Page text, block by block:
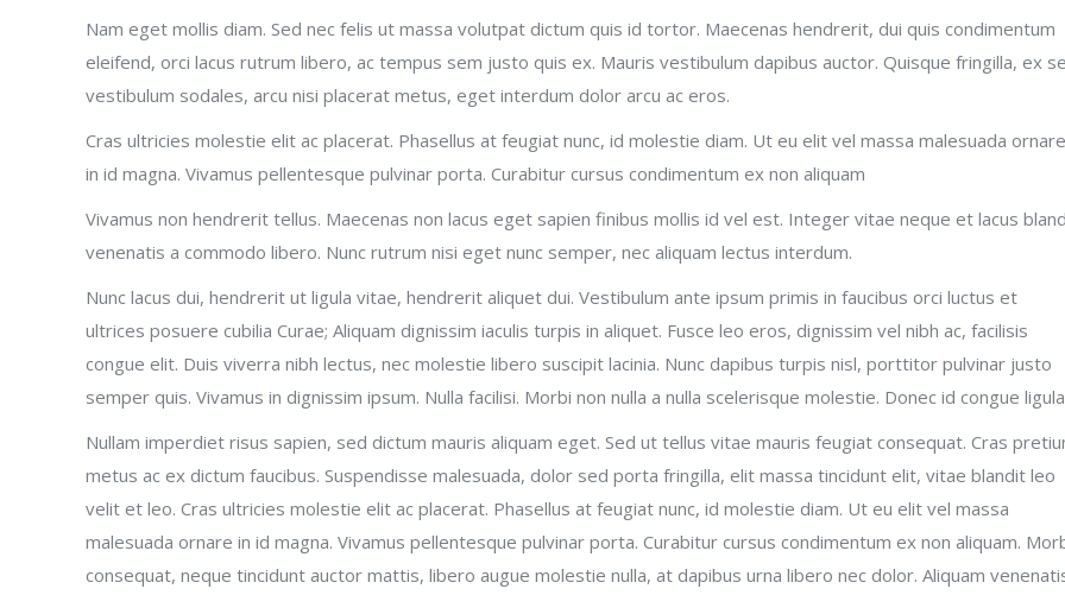
Nam eget mollis diam. Sed nec felis ut massa volutpat dictum quis id tortor. Maecenas hendrerit, dui quis condimentum
eleifend, orci lacus rutrum libero, ac tempus sem justo quis ex. Mauris vestibulum dapibus auctor. Quisque fringilla, ex
vestibulum sodales, arcu nisi placerat metus, eget interdum dolor arcu ac eros.
Cras ultricies molestie elit ac placerat. Phasellus at feugiat nunc, id molestie diam. Ut eu elit vel massa malesuada ornare
in id magna. Vivamus pellentesque pulvinar porta. Curabitur cursus condimentum ex non aliquam
Vivamus non hendrerit tellus. Maecenas non lacus eget sapien finibus mollis id vel est. Integer vitae neque et lacus
venenatis a commodo libero. Nunc rutrum nisi eget nunc semper, nec aliquam lectus interdum.
Nunc lacus dui, hendrerit ut ligula vitae, hendrerit aliquet dui. Vestibulum ante ipsum primis in faucibus orci luctus et
ultrices posuere cubilia Curae; Aliquam dignissim iaculis turpis in aliquet. Fusce leo eros, dignissim vel nibh ac, facilisis
congue elit. Duis viverra nibh lectus, nec molestie libero suscipit lacinia. Nunc dapibus turpis nisl, porttitor pulvinar justo
semper quis. Vivamus in dignissim ipsum. Nulla facilisi. Morbi non nulla a nulla scelerisque molestie. Donec id congue
Nullam imperdiet risus sapien, sed dictum mauris aliquam eget. Sed ut tellus vitae mauris feugiat consequat. Cras
metus ac ex dictum faucibus. Suspendisse malesuada, dolor sed porta fringilla, elit massa tincidunt elit, vitae blandit leo
velit et leo. Cras ultricies molestie elit ac placerat. Phasellus at feugiat nunc, id molestie diam. Ut eu elit vel massa
malesuada ornare in id magna. Vivamus pellentesque pulvinar porta. Curabitur cursus condimentum ex non aliquam.
consequat, neque tincidunt auctor mattis, libero augue molestie nulla, at dapibus urna libero nec dolor. Aliquam